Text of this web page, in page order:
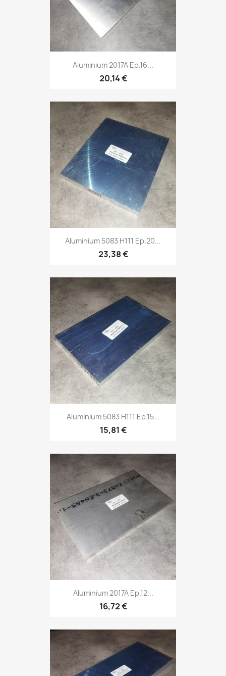
Aluminium 2017A Ep.16...
20,14 €
Aluminium 5083 H111 Ep.20...
23,38 €
Aluminium 5083 H111 Ep.15...
15,81 €
Aluminium 2017A Ep.12...
16,72 €